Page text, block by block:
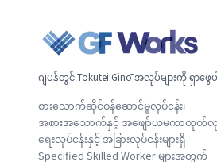
ဂျပန်တွင် Tokutei Ginō အလုပ်များကို ရှာဖွေပါ
စားသောက်ဆိုင်ဝန်ဆောင်မှုလုပ်ငန်း၊
အစားအသောက်နှင့် အဖျော်ယမကာထုတ်
ရေးလုပ်ငန်းနှင့် အခြားလုပ်ငန်းများရှိ
Specified Skilled Worker များအတွက်